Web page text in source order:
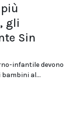
gli
Sin
infantile devono
al...